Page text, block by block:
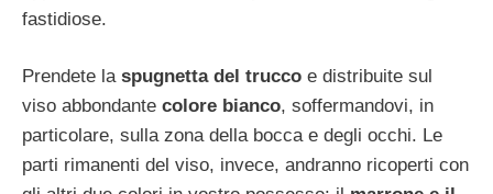
fastidiose.
Prendete la spugnetta del trucco e distribuite sul
viso abbondante colore bianco, soffermandovi, in
particolare, sulla zona della bocca e degli occhi. Le
parti rimanenti del viso, invece, andranno ricoperti con